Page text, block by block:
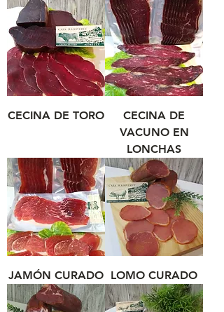
CECINA DE TORO
CECINA DE
VACUNO EN
LONCHAS
JAMÓN CURADO LOMO CURADO